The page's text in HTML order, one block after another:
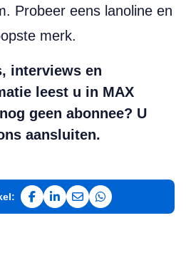
Probeer eens lanoline en
merk.
interviews en
leest u in MAX
geen abonnee? U
aansluiten.
Deel op Facebook
Deel op LinkedIn
Deel via e-mail
Deel via